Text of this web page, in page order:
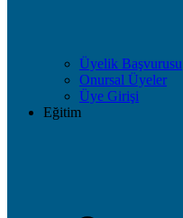
Üyelik Başvurusu
Onursal Üyeler
Üye Girişi
Eğitim